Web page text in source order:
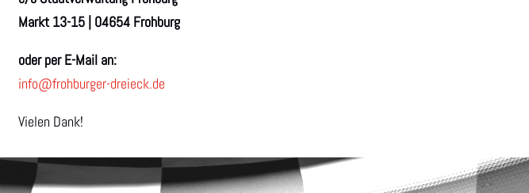
Markt 13-15 | 04654 Frohburg
oder per E-Mail an:
info@frohburger-dreieck.de
Vielen Dank!